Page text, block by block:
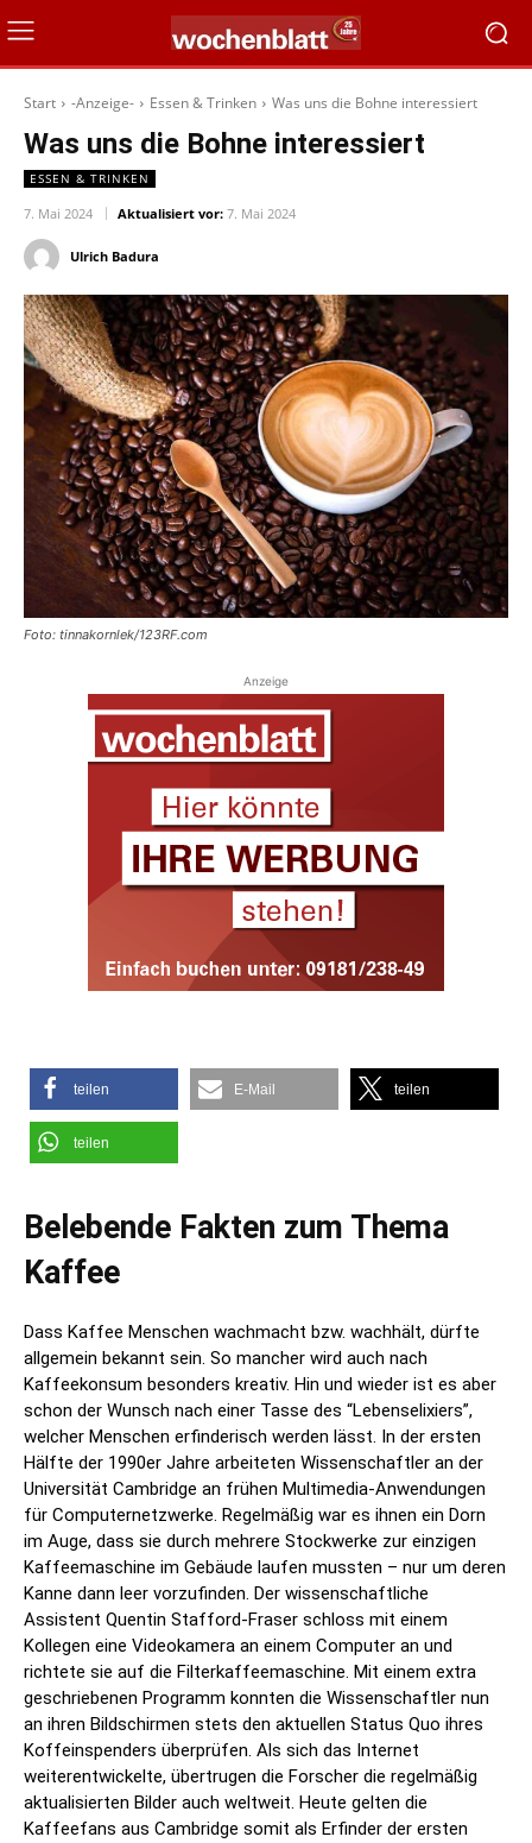
Start -Anzeige- Essen & Trinken Was uns die Bohne interessiert
Was uns die Bohne interessiert
ESSEN & TRINKEN
7. Mai 2024 Aktualisiert vor: 7. Mai 2024
Ulrich Badura
Foto: tinnakornlek/123RF.com
Anzeige
teilen E-Mail teilen
teilen
Belebende Fakten zum Thema
Kaffee
Dass Kaffee Menschen wachmacht bzw. wachhält, dürfte
allgemein bekannt sein. So mancher wird auch nach
Kaffeekonsum besonders kreativ. Hin und wieder ist es aber
schon der Wunsch nach einer Tasse des “Lebenselixiers”,
welcher Menschen erfinderisch werden lässt. In der ersten
Hälfte der 1990er Jahre arbeiteten Wissenschaftler an der
Universität Cambridge an frühen Multimedia-Anwendungen
für Computernetzwerke. Regelmäßig war es ihnen ein Dorn
im Auge, dass sie durch mehrere Stockwerke zur einzigen
Kaffeemaschine im Gebäude laufen mussten – nur um deren
Kanne dann leer vorzufinden. Der wissenschaftliche
Assistent Quentin Stafford-Fraser schloss mit einem
Kollegen eine Videokamera an einem Computer an und
richtete sie auf die Filterkaffeemaschine. Mit einem extra
geschriebenen Programm konnten die Wissenschaftler nun
an ihren Bildschirmen stets den aktuellen Status Quo ihres
Koffeinspenders überprüfen. Als sich das Internet
weiterentwickelte, übertrugen die Forscher die regelmäßig
aktualisierten Bilder auch weltweit. Heute gelten die
Kaffeefans aus Cambridge somit als Erfinder der ersten